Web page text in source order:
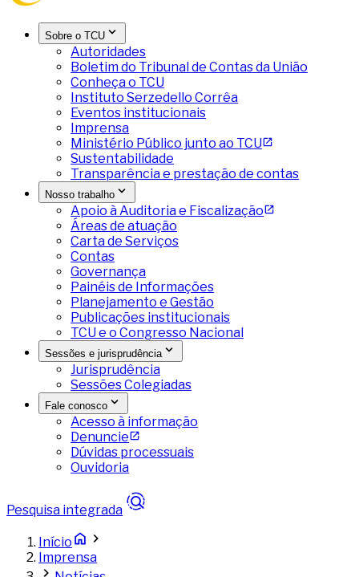
Sobre o TCU
Autoridades
Boletim do Tribunal de Contas da União
Conheça o TCU
Instituto Serzedello Corrêa
Eventos institucionais
Imprensa
Ministério Público junto ao TCU
Sustentabilidade
Transparência e prestação de contas
Nosso trabalho
Apoio à Auditoria e Fiscalização
Áreas de atuação
Carta de Serviços
Contas
Governança
Painéis de Informações
Planejamento e Gestão
Publicações institucionais
TCU e o Congresso Nacional
Sessões e jurisprudência
Jurisprudência
Sessões Colegiadas
Fale conosco
Acesso à informação
Denuncie
Dúvidas processuais
Ouvidoria
Pesquisa integrada
Início
Imprensa